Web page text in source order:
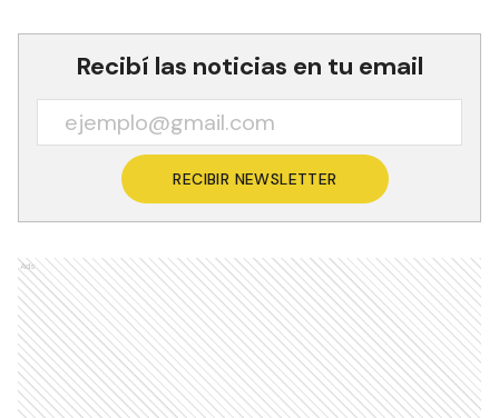
Recibí las noticias en tu email
RECIBIR NEWSLETTER
Ads